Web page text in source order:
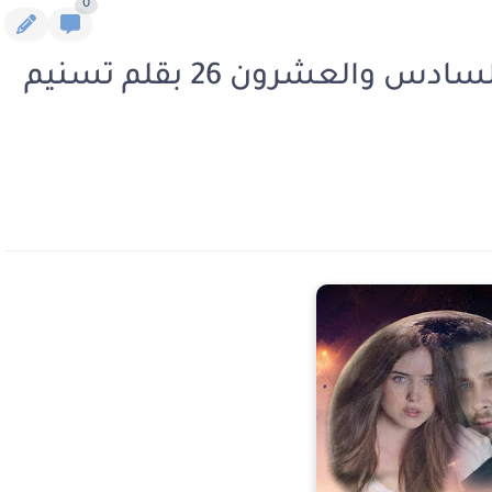
0
رواية نفوس مريضة الفصل السادس والعشرون 26 بقلم تسنيم